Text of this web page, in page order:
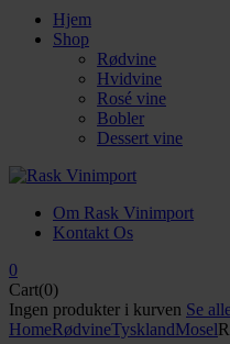
Hjem
Shop
Rødvine
Hvidvine
Rosé vine
Bobler
Dessert vine
Om Rask Vinimport
Kontakt Os
0
Cart(0)
Ingen produkter i kurven Se
HomeRødvineTysklandMosel